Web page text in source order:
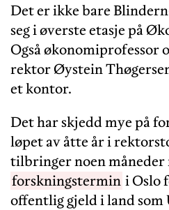
Det er ikke bare
seg i øverste etasje på
Også økonomiprofessor
rektor Øystein
et kontor.
Det har skjedd mye på
løpet av åtte år i
tilbringer noen måneder
forskningstermin i Oslo
offentlig gjeld i land som